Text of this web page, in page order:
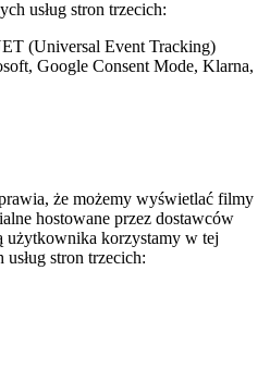
usług stron trzecich:
(Universal Event Tracking)
Google Consent Mode, Klarna,
że możemy wyświetlać filmy
hostowane przez dostawców
użytkownika korzystamy w tej
stron trzecich: